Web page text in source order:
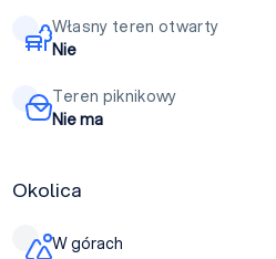
Własny teren otwarty
Nie
Teren piknikowy
Nie ma
Okolica
W górach